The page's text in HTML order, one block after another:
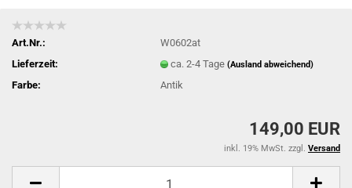
Art.Nr.:
W0602at
Lieferzeit:
ca. 2-4 Tage(Ausland abweichend)
Farbe: Antik
149,00 EUR
inkl. 19% MwSt. zzgl. Versand